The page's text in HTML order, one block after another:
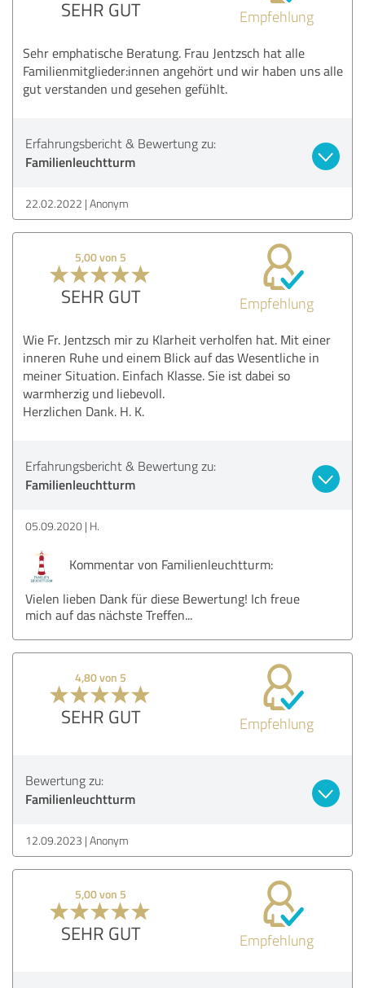
SEHR GUT Empfehlung
Sehr emphatische Beratung. Frau Jentzsch hat alle
Familienmitglieder:innen angehört und wir haben uns alle
gut verstanden und gesehen gefühlt.
Erfahrungsbericht & Bewertung zu:
Familienleuchtturm
22.02.2022 Anonym
5,00 von 5
SEHR GUT Empfehlung
Wie Fr. Jentzsch mir zu Klarheit verholfen hat. Mit einer
inneren Ruhe und einem Blick auf das Wesentliche in
meiner Situation. Einfach Klasse. Sie ist dabei so
warmherzig und liebevoll.
Herzlichen Dank. H. K.
Erfahrungsbericht & Bewertung zu:
Familienleuchtturm
05.09.2020 H.
Kommentar von Familienleuchtturm:
Vielen lieben Dank für diese Bewertung! Ich freue
mich auf das nächste Treffen...
4,80 von 5
SEHR GUT Empfehlung
Bewertung zu:
Familienleuchtturm
12.09.2023 Anonym
5,00 von 5
SEHR GUT Empfehlung